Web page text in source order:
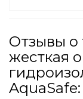
Отзывы о
жесткая
AquaSafe: